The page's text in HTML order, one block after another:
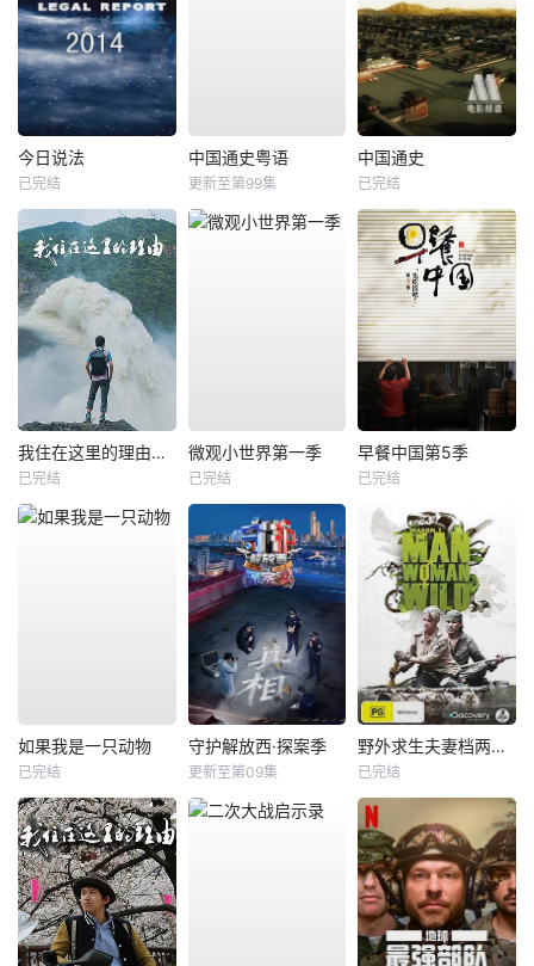
今日说法
已完结
中国通史粤语
更新至第99集
中国通史
已完结
我住在这里的理由第四季
已完结
微观小世界第一季
已完结
早餐中国第5季
已完结
如果我是一只动物
已完结
守护解放西·探案季
更新至第09集
野外求生夫妻档两季全
已完结